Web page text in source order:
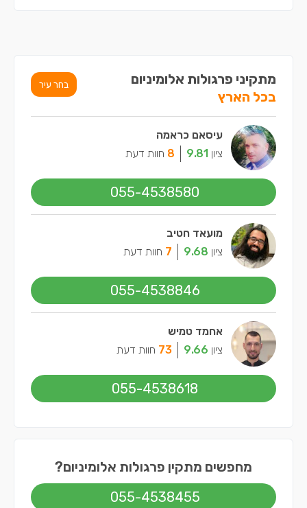
מתקיני פרגולות אלומיניום
בכל הארץ
בחר עיר
עיסאם כראמה
ציון 9.81
8 חוות דעת
055-4538580
מועאד חטיב
ציון 9.68
7 חוות דעת
055-4538846
אחמד טמיש
ציון 9.66
73 חוות דעת
055-4538618
מחפשים מתקין פרגולות אלומיניום?
055-4538455